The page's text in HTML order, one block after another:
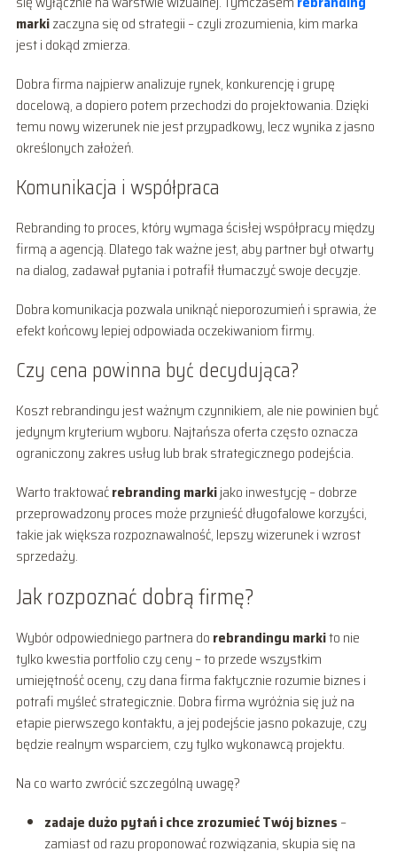
markizaczyna się od strategii – czyli zrozumienia, kim marka
jest i dokąd zmierza.
Dobra firma najpierw analizuje rynek, konkurencję i grupę
docelową, a dopiero potem przechodzi do projektowania. Dzięki
temu nowy wizerunek nie jest przypadkowy, lecz wynika z jasno
określonych założeń.
Komunikacja i współpraca
Rebranding to proces, który wymaga ścisłej współpracy między
firmą a agencją. Dlatego tak ważne jest, aby partner był otwarty
na dialog, zadawał pytania i potrafił tłumaczyć swoje decyzje.
Dobra komunikacja pozwala uniknąć nieporozumień i sprawia, że
efekt końcowy lepiej odpowiada oczekiwaniom firmy.
Czy cena powinna być decydująca?
Koszt rebrandingu jest ważnym czynnikiem, ale nie powinien być
jedynym kryterium wyboru. Najtańsza oferta często oznacza
ograniczony zakres usług lub brak strategicznego podejścia.
Warto traktowaćrebranding markijako inwestycję – dobrze
przeprowadzony proces może przynieść długofalowe korzyści,
takie jak większa rozpoznawalność, lepszy wizerunek i wzrost
sprzedaży.
Jak rozpoznać dobrą firmę?
Wybór odpowiedniego partnera do rebrandingu markito nie
tylko kwestia portfolio czy ceny – to przede wszystkim
umiejętność oceny, czy dana firma faktycznie rozumie biznes i
potrafi myśleć strategicznie. Dobra firma wyróżnia się już na
etapie pierwszego kontaktu, a jej podejście jasno pokazuje, czy
będzie realnym wsparciem, czy tylko wykonawcą projektu.
Na co warto zwrócić szczególną uwagę?
zadaje dużo pytań i chce zrozumieć Twój biznes –
zamiast od razu proponować rozwiązania, skupia się na